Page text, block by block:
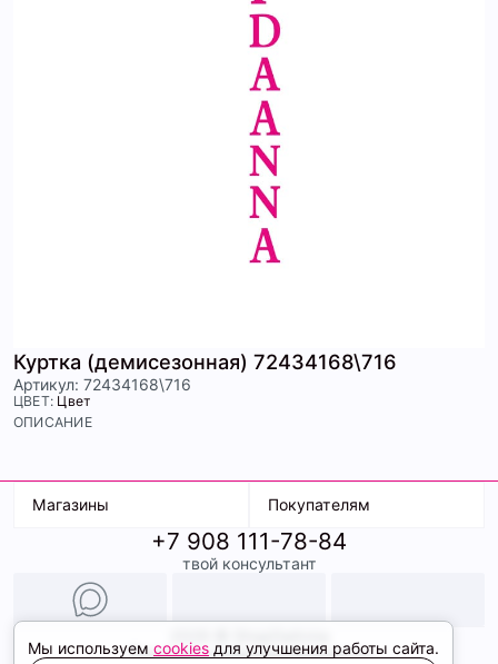
Куртка (демисезонная) 72434168\716
Артикул: 72434168\716
ЦВЕТ: Цвет
ОПИСАНИЕ
Магазины
ТК Терминал
ТРК Континент
Покупателям
Доставка
Условия оплаты
Образы
+7 908 111-78-84
твой консультант
Политика конфиденциальности
Мы используем cookies для улучшения работы сайта.